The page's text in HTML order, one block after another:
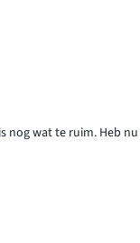
nog wat te ruim. Heb